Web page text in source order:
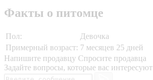
Факты о питомце
Пол:
Девочка
Примерный возраст: 7 месяцев 25 дней
Напишите продавцу Спросите продавца
Задайте вопросы, которые вас интересуют